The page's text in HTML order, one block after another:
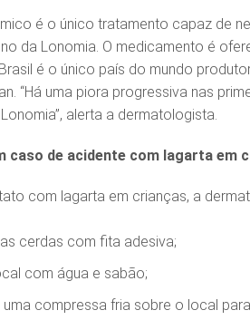
é o único tratamento capaz de
da Lonomia. O medicamento é
é o único país do mundo
“Há uma piora progressiva nas
alerta a dermatologista.
caso de acidente com lagarta em
com lagarta em crianças, a
cerdas com fita adesiva;
com água e sabão;
compressa fria sobre o local